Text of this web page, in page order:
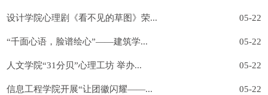
设计学院心理剧《看不见的草图》荣... 05-22
“千面心语，脸谱绘心”——建筑学... 05-22
人文学院“31分贝”心理工坊 举办... 05-22
信息工程学院开展“让团徽闪耀——... 05-22